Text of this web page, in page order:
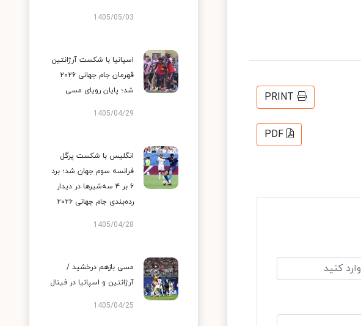
PRINT
PDF
1405/05/03
اسپانیا با شکست آرژانتین
قهرمان جام جهانی ۲۰۲۶
شد؛ پایان رویای مسی
1405/04/29
انگلیس با شکست پرگل
فرانسه سوم جهان شد؛ برد
۶ بر ۴ سه‌شیرها در دیدار
رده‌بندی جام جهانی ۲۰۲۶
1405/04/28
مسی بازهم درخشید /
آرژانتین و اسپانیا در فینال
1405/04/25